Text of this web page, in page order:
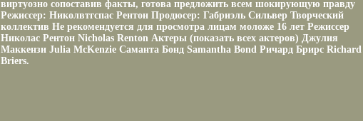
виртуозно сопоставив факты, готова предложить всем шокирующую правду
Режиссер: Николвтгспас Рентон Продюсер: Габриэль Сильвер Творческий
коллектив Не рекомендуется для просмотра лицам моложе 16 лет Режиссер
Николас Рентон Nicholas Renton Актеры (показать всех актеров) Джулия
Маккензи Julia McKenzie Саманта Бонд Samantha Bond Ричард Брирс Richard
Briers.